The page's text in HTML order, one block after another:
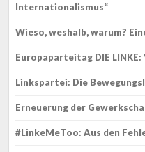
Internationalismus“
Wieso, weshalb, warum?
Europaparteitag DIE
Linkspartei: Die
Erneuerung der
#LinkeMeToo: Aus den